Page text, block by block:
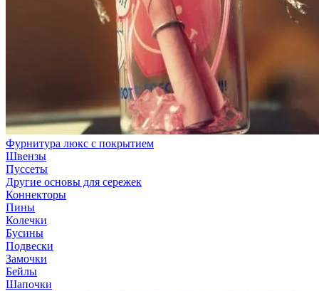
Фурнитура люкс с покрытием
Швензы
Пуссеты
Другие основы для сережек
Коннекторы
Пины
Колечки
Бусины
Подвески
Замочки
Бейлы
Шапочки